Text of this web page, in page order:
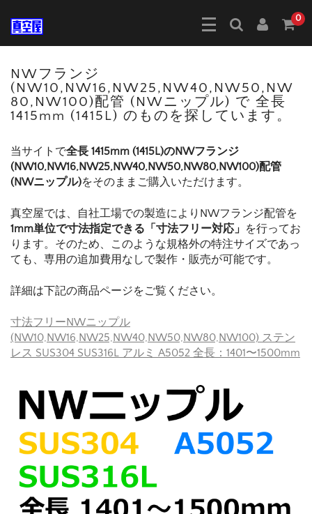
0
NWフランジ
(NW10,NW16,NW25,NW40,NW50,NW
80,NW100)配管 (NWニップル) で 全長
1415mm (1415L) のものを探しています。
当サイトで全長 1415mm (1415L)のNWフランジ
(NW10,NW16,NW25,NW40,NW50,NW80,NW100)配管
(NWニップル)をそのままご購入いただけます。
真空屋では、自社工場での製造によりNWフランジ配管を
1mm単位で寸法指定できる「寸法フリー対応」 を行ってお
ります。そのため、このような規格外の特注サイズであっ
ても、専用の追加費用なしで製作・販売が可能です。
詳細は下記の商品ページをご覧ください。
寸法フリーNWニップル
(NW10,NW16,NW25,NW40,NW50,NW80,NW100) ステン
レス SUS304 SUS316L アルミ A5052 全長：1401〜1500mm